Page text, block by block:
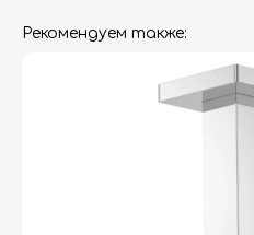
Рекомендуем также: